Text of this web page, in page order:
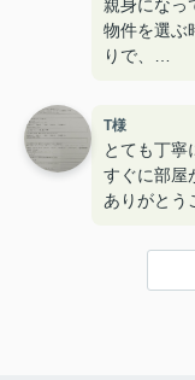
親身になっ
物件を選ぶ
りで、
ユニークな
T様
とても丁寧
すぐに部屋
ありがとう